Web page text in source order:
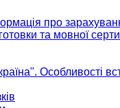
про
та мовної
Особливості